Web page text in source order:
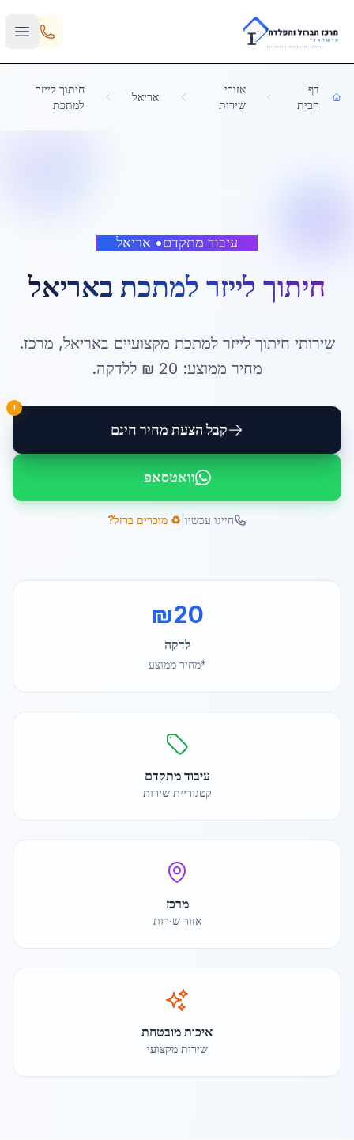
Skip to main content
דף
הבית
אזורי
שירות
אריאל
חיתוך לייזר
למתכת
עיבוד מתקדם• אריאל
חיתוך לייזר למתכת באריאל
שירותי חיתוך לייזר למתכת מקצועיים באריאל, מרכז.
מחיר ממוצע: 20 ₪ ללדקה.
קבל הצעת מחיר חינם
!
וואטסאפ
חייגו עכשיו ♻️ מוכרים ברזל?
₪20
לדקה
*מחיר ממוצע
עיבוד מתקדם
קטגוריית שירות
מרכז
אזור שירות
איכות מובטחת
שירות מקצועי